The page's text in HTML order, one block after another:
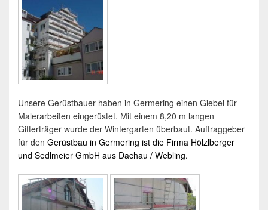
Unsere Gerüstbauer haben in Germering einen Giebel für
Malerarbeiten eingerüstet. Mit einem 8,20 m langen
Gitterträger wurde der Wintergarten überbaut. Auftraggeber
für den Gerüstbau in Germering ist die Firma Hölzlberger
und Sedlmeier GmbH aus Dachau / Webling.